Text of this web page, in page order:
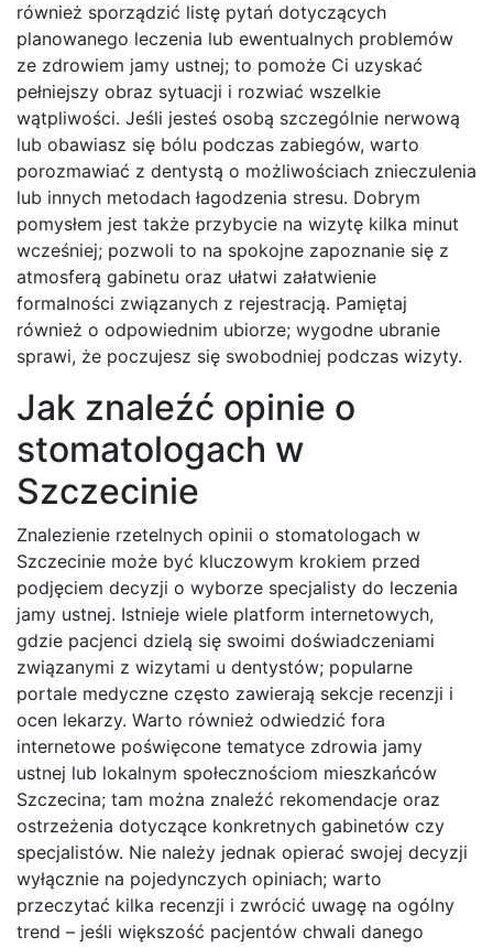
również sporządzić listę pytań dotyczących
planowanego leczenia lub ewentualnych problemów
ze zdrowiem jamy ustnej; to pomoże Ci uzyskać
pełniejszy obraz sytuacji i rozwiać wszelkie
wątpliwości. Jeśli jesteś osobą szczególnie nerwową
lub obawiasz się bólu podczas zabiegów, warto
porozmawiać z dentystą o możliwościach znieczulenia
lub innych metodach łagodzenia stresu. Dobrym
pomysłem jest także przybycie na wizytę kilka minut
wcześniej; pozwoli to na spokojne zapoznanie się z
atmosferą gabinetu oraz ułatwi załatwienie
formalności związanych z rejestracją. Pamiętaj
również o odpowiednim ubiorze; wygodne ubranie
sprawi, że poczujesz się swobodniej podczas wizyty.
Jak znaleźć opinie o
stomatologach w
Szczecinie
Znalezienie rzetelnych opinii o stomatologach w
Szczecinie może być kluczowym krokiem przed
podjęciem decyzji o wyborze specjalisty do leczenia
jamy ustnej. Istnieje wiele platform internetowych,
gdzie pacjenci dzielą się swoimi doświadczeniami
związanymi z wizytami u dentystów; popularne
portale medyczne często zawierają sekcje recenzji i
ocen lekarzy. Warto również odwiedzić fora
internetowe poświęcone tematyce zdrowia jamy
ustnej lub lokalnym społecznościom mieszkańców
Szczecina; tam można znaleźć rekomendacje oraz
ostrzeżenia dotyczące konkretnych gabinetów czy
specjalistów. Nie należy jednak opierać swojej decyzji
wyłącznie na pojedynczych opiniach; warto
przeczytać kilka recenzji i zwrócić uwagę na ogólny
trend – jeśli większość pacjentów chwali danego